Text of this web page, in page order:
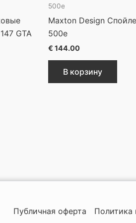
GTA
500e
Maxton Design
500e
€ 144.00
В корзину
Публичная оферта Политика